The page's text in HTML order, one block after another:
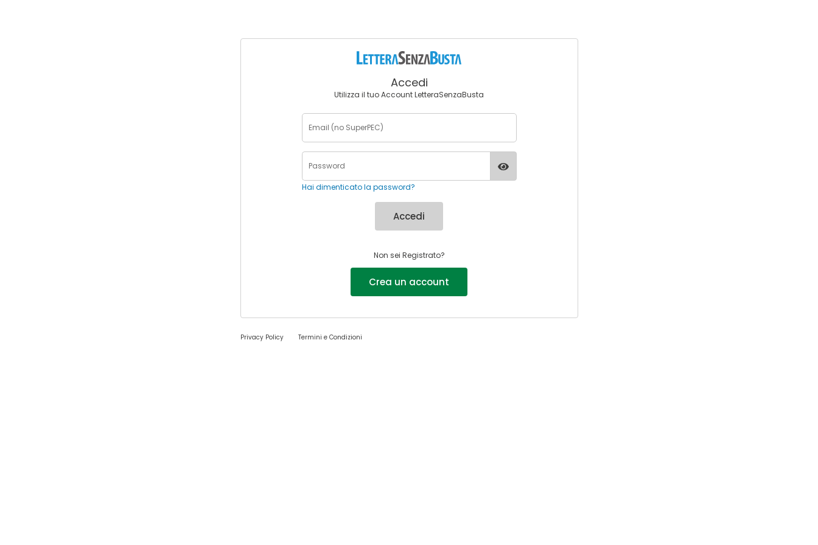
Accedi
Utilizza il tuo Account LetteraSenzaBusta
Hai dimenticato la password?
Accedi
Non sei Registrato?
Crea un account
Privacy Policy Termini e Condizioni